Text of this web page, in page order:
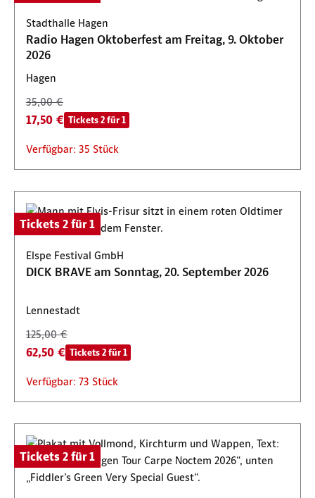
Stadthalle Hagen
Radio Hagen Oktoberfest am Freitag, 9. Oktober
2026
Hagen
35,00 €
17,50 € Tickets 2 für 1
Verfügbar: 35 Stück
Tickets 2 für 1
Elspe Festival GmbH
DICK BRAVE am Sonntag, 20. September 2026
Lennestadt
125,00 €
62,50 € Tickets 2 für 1
Verfügbar: 73 Stück
Tickets 2 für 1